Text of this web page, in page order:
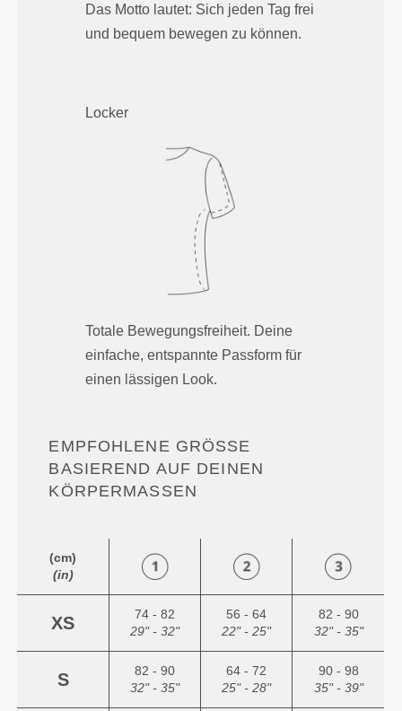
Das Motto lautet: Sich jeden Tag frei
und bequem bewegen zu können.
Locker
Totale Bewegungsfreiheit. Deine
einfache, entspannte Passform für
einen lässigen Look.
EMPFOHLENE GRÖSSE B
ASIEREND AUF DEINEN K
ÖRPERMASSEN
(cm)
(in)
XS
74 - 82
29" - 32"
56 - 64
22" - 25"
82 - 90
32" - 35"
S
82 - 90
32" - 35"
64 - 72
25" - 28"
90 - 98
35" - 39"